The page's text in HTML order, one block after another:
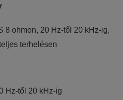
8 ohmon, 20 Hz-től 20 kHz-ig,
terhelésen
Hz-től 20 kHz-ig